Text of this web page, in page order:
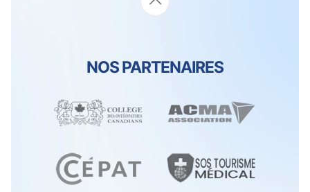
NOS PARTENAIRES